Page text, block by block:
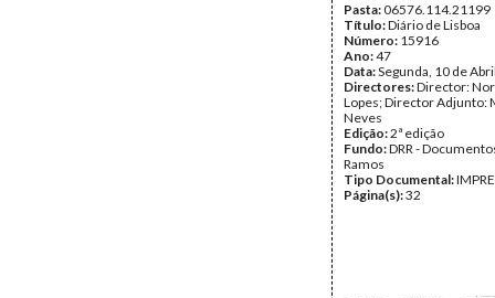
Pasta:06576.114.21199
Título:Diário de Lisboa
Número: 15916
Ano:47
Data:Segunda, 10 de
Directores:Director:
Lopes; Director Adjunto:
Neves
Edição:2ª edição
Fundo:DRR -
Ramos
Tipo Documental:
Página(s):32